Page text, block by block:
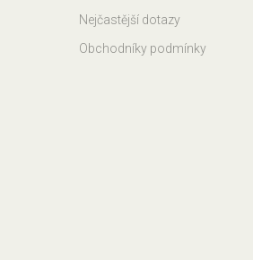
Nejčastější dotazy
Obchodníky podmínky